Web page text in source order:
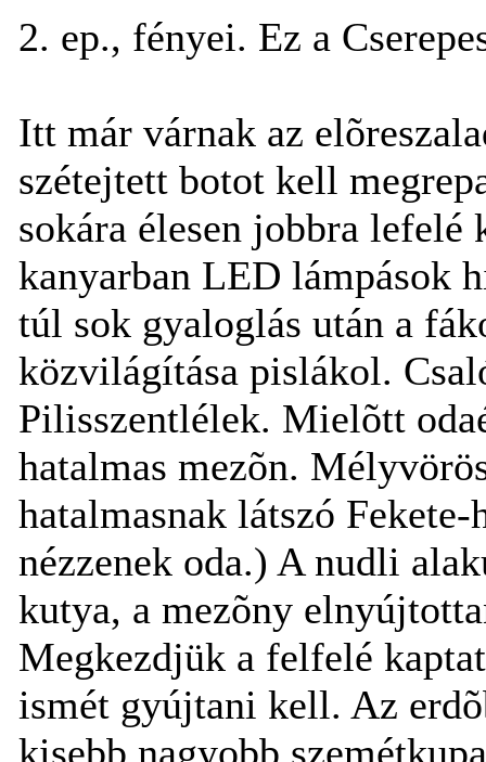
2. ep., fényei. Ez a
Itt már várnak az
szétejtett botot kell
sokára élesen jobbra lefelé
kanyarban LED lámpások
túl sok gyaloglás után a
közvilágítása pislákol.
Pilisszentlélek. Mielõtt
hatalmas mezõn.
hatalmasnak látszó
nézzenek oda.) A nudli
kutya, a mezõny
Megkezdjük a felfelé
ismét gyújtani kell. Az
kisebb nagyobb